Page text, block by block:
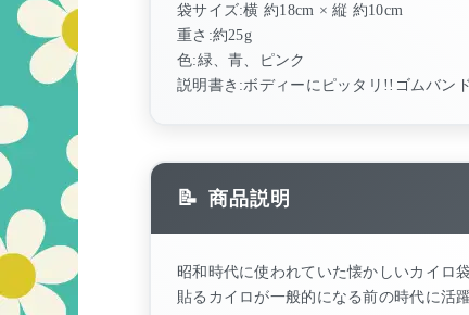
袋サイズ:横 約18cm × 縦 約10cm
重さ:約25g
色:緑、青、ピンク
説明書き:ボディーにピッタリ!!ゴムバン
商品説明
昭和時代に使われていた懐かしいカイロ袋
貼るカイロが一般的になる前の時代に活